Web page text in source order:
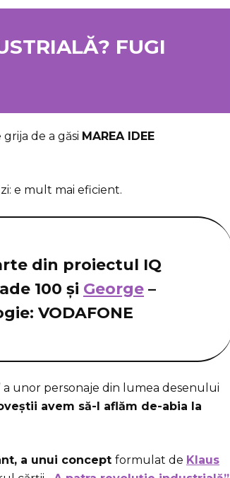
FUGI
de a găsi MAREA IDEE
e mult mai eficient.
din proiectul IQ
100 și George –
VODAFONE
a unor personaje din lumea desenului
avem să-l aflăm de-abia la
a unui concept formulat de Klaus